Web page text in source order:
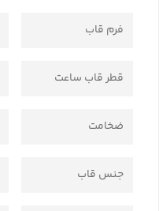
فرم قاب
قطر قاب ساعت
ضخامت
جنس قاب